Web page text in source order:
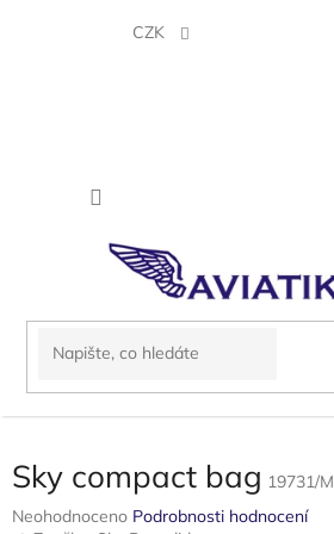
CZK
Sky compact bag 19731/M
Průměrné
Neohodnoceno Podrobnosti hodnocení